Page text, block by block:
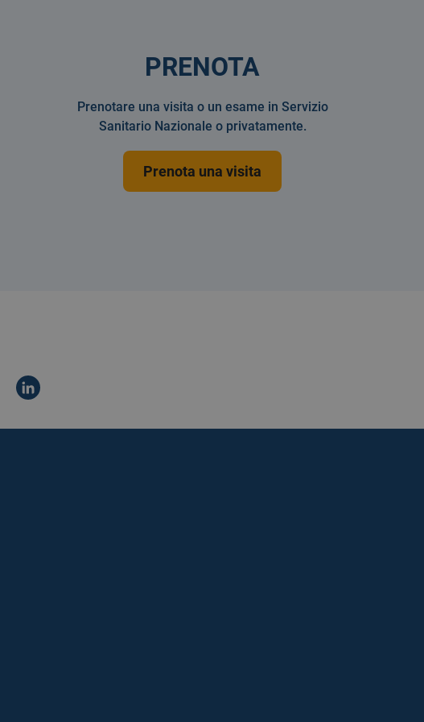
PRENOTA
Prenotare una visita o un esame in Servizio
Sanitario Nazionale o privatamente.
Prenota una visita